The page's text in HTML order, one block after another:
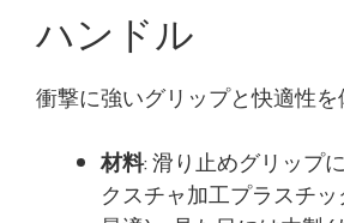
ハンドル
衝撃に強いグリップと快適性
材料: 滑り止めグリップ
クスチャ加工プラスチ